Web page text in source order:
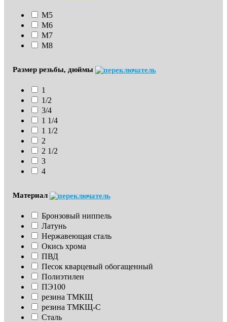
М5
М6
М7
М8
Размер резьбы, дюймы
1
1/2
3/4
1 1/4
1 1/2
2
2 1/2
3
4
Материал
Бронзовый ниппель
Латунь
Нержавеющая сталь
Окись хрома
ПВД
Песок кварцевый обогащенный
Полиэтилен
ПЭ100
резина ТМКЩ
резина ТМКЩ-С
Сталь